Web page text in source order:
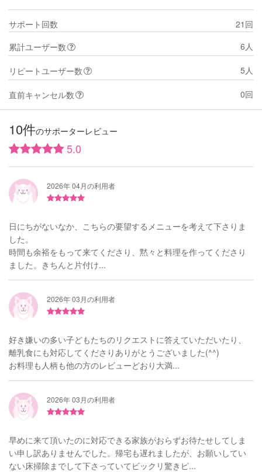
サポート回数
21回
累計ユーザー数
6人
リピートユーザー数 5人
直前キャンセル数 0回
10件のサポーターレビュー
5.0
2026年 04月の利用者
日にちがないなか、こちらの要望するメニューを考えて下さりま
した。
時間も余裕をもって来てくださり、黙々と料理を作ってくださり
ました。きちんと片付け...
2026年 03月の利用者
好き嫌いの多い子どもたちのリクエストに答えていただいたり、
離乳食にも対応してくださりありがとうございました(^^)
お料理も人柄も他の方のレビューどおり大満...
2026年 03月の利用者
早めに来て頂いたのに対応できる家族がおらずお待たせしてしま
い申し訳ありませんでした。帰宅も遅れましたが、お願いしてい
ない床掃除までして下さっていてビックリ驚きピ...